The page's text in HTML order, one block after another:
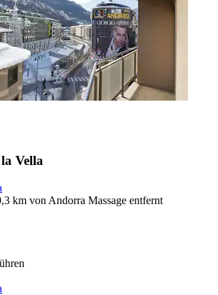
Vella
km von Andorra Massage entfernt